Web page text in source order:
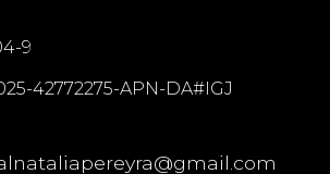
9
42772275-APN-DA#IGJ